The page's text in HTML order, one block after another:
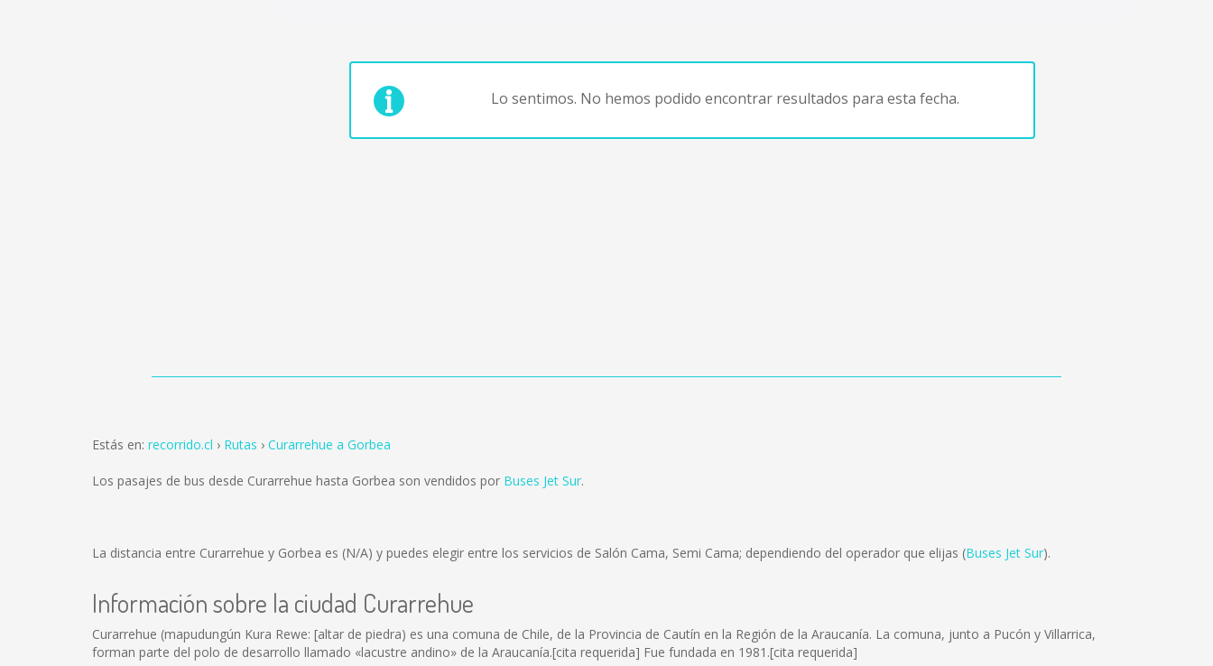
Lo sentimos. No hemos podido encontrar resultados para esta fecha.
Estás en: recorrido.cl Rutas Curarrehue a Gorbea
Los pasajes de bus desde Curarrehue hasta Gorbea son vendidos por Buses Jet Sur.
La distancia entre Curarrehue y Gorbea es (N/A) y puedes elegir entre los servicios de Salón Cama, Semi Cama; dependiendo del operador que elijas (Buses Jet Sur).
Información sobre la ciudad Curarrehue
Curarrehue (mapudungún Kura Rewe: [altar de piedra) es una comuna de Chile, de la Provincia de Cautín en la Región de la Araucanía. La comuna, junto a Pucón y Villarrica,
forman parte del polo de desarrollo llamado «lacustre andino» de la Araucanía.[cita requerida] Fue fundada en 1981.[cita requerida]